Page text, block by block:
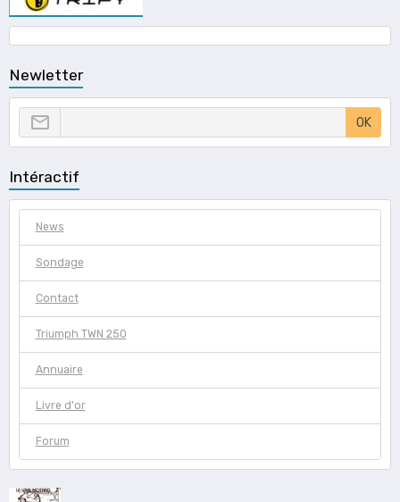
Newletter
OK
Intéractif
News
Sondage
Contact
Triumph TWN 250
Annuaire
Livre d'or
Forum